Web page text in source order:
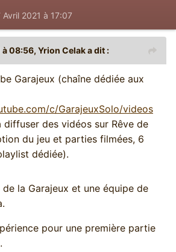
Avril 2021 à 17:07
à 08:56, Yrion Celaka dit :
Garajeux (chaîne dédiée aux
c/GarajeuxSolo/videos
diffuser des vidéos sur Rêve de
du jeu et parties filmées, 6
dédiée).
la Garajeux et une équipe de
pour une première partie